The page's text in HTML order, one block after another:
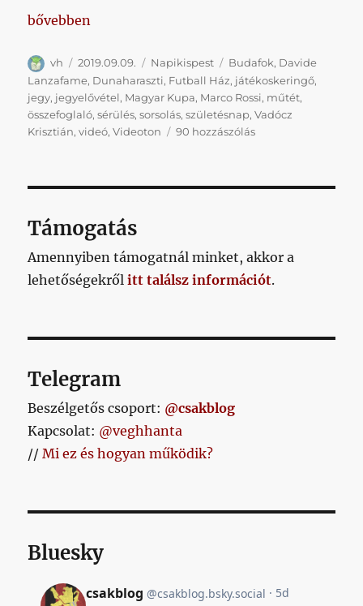
„Napikispest 2019.09.09.”
bővebben
Szerző
vh Közzétéve
2019.09.09. Kategória
Napikispest Címke
Budafok, Davide
Lanzafame, Dunaharaszti, Futball Ház, játékoskeringő,
jegy, jegyelővétel, Magyar Kupa, Marco Rossi, műtét,
összefoglaló,sérülés,sorsolás,születésnap,Vadócz
Krisztián,videó,Videoton 90 hozzászólásNapikispest
Támogatás
Amennyiben támogatnál minket, akkor a
lehetőségekrőlitt találsz információt.
Telegram
Beszélgetős csoport: @csakblog
Kapcsolat: @veghhanta
//Mi ez és hogyan működik?
Bluesky